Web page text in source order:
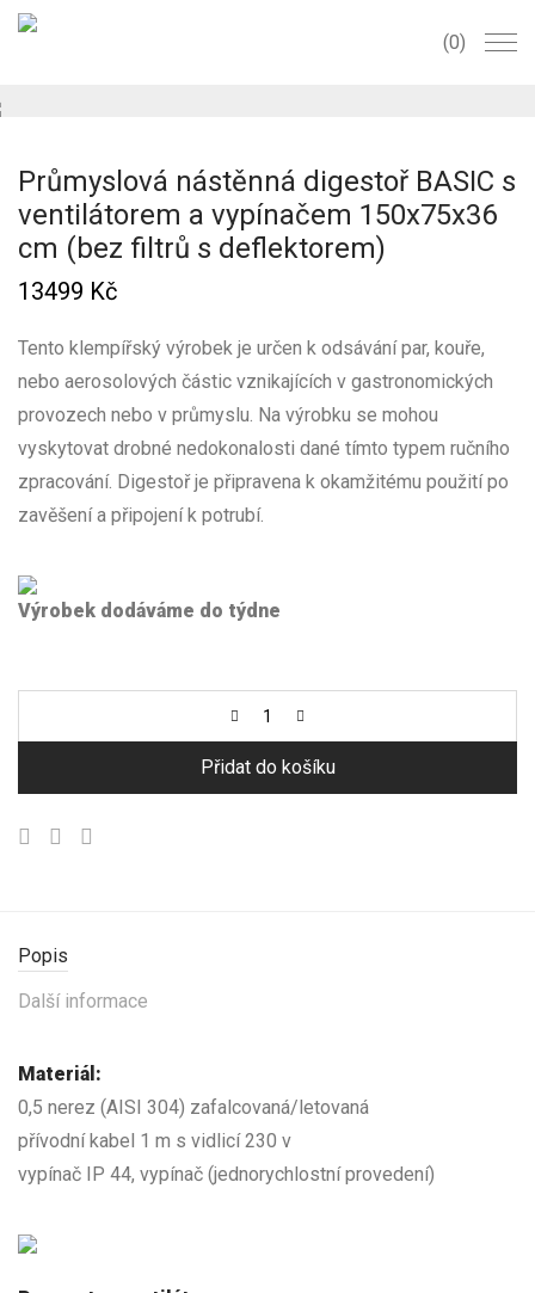
0
Průmyslová nástěnná digestoř BASIC s
ventilátorem a vypínačem 150x75x36
cm (bez filtrů s deflektorem)
13499 Kč
Tento klempířský výrobek je určen k odsávání par, kouře,
nebo aerosolových částic vznikajících v gastronomických
provozech nebo v průmyslu. Na výrobku se mohou
vyskytovat drobné nedokonalosti dané tímto typem ručního
zpracování. Digestoř je připravena k okamžitému použití po
zavěšení a připojení k potrubí.
Výrobek dodáváme do týdne
Přidat do košíku
Popis
Další informace
Materiál:
0,5 nerez (AISI 304) zafalcovaná/letovaná
přívodní kabel 1 m s vidlicí 230 v
vypínač IP 44, vypínač (jednorychlostní provedení)